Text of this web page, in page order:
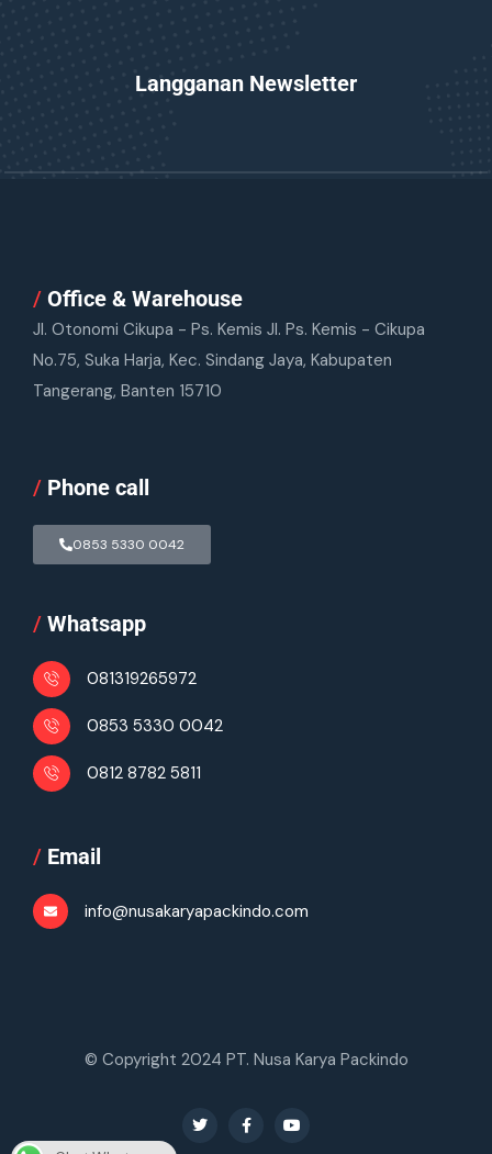
Langganan Newsletter
/ Office & Warehouse
Jl. Otonomi Cikupa - Ps. Kemis Jl. Ps. Kemis - Cikupa
No.75, Suka Harja, Kec. Sindang Jaya, Kabupaten
Tangerang, Banten 15710
/ Phone call
0853 5330 0042
/ Whatsapp
081319265972
0853 5330 0042
0812 8782 5811
/ Email
info@nusakaryapackindo.com
© Copyright 2024 PT. Nusa Karya Packindo